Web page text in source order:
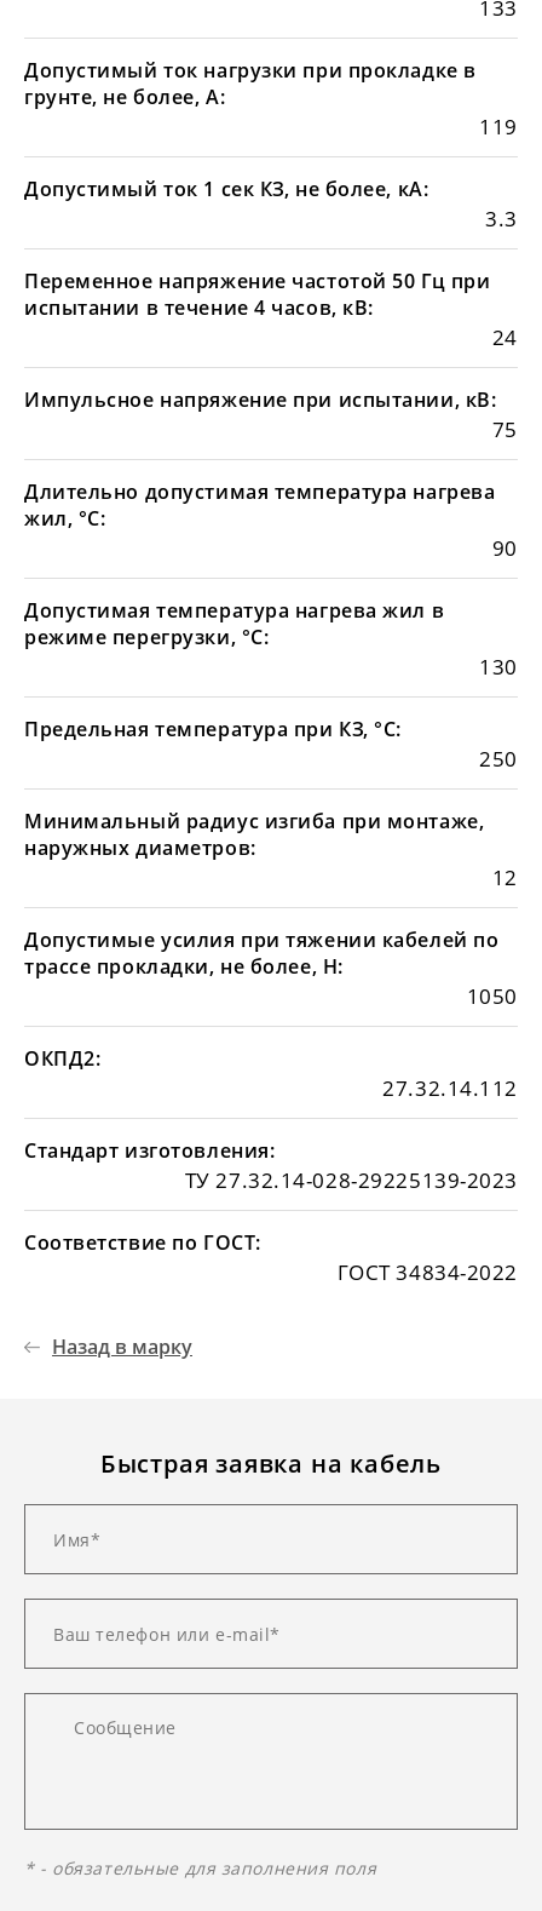
133
Допустимый ток нагрузки при прокладке в
грунте, не более, А:
119
Допустимый ток 1 сек КЗ, не более, кА:
3.3
Переменное напряжение частотой 50 Гц при
испытании в течение 4 часов, кВ:
24
Импульсное напряжение при испытании, кВ:
75
Длительно допустимая температура нагрева
жил, °С:
90
Допустимая температура нагрева жил в
режиме перегрузки, °С:
130
Предельная температура при КЗ, °С:
250
Минимальный радиус изгиба при монтаже,
наружных диаметров:
12
Допустимые усилия при тяжении кабелей по
трассе прокладки, не более, Н:
1050
ОКПД2:
27.32.14.112
Стандарт изготовления:
ТУ 27.32.14-028-29225139-2023
Соответствие по ГОСТ:
ГОСТ 34834-2022
Назад в марку
Быстрая заявка на кабель
* - обязательные для заполнения поля